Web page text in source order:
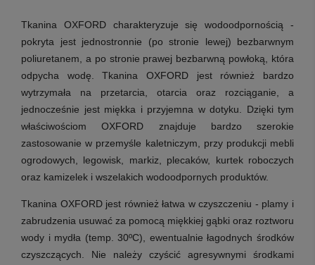
Tkanina OXFORDcharakteryzuje się wodoodpornością -
pokryta jest jednostronnie (po stronie lewej) bezbarwnym
poliuretanem, a po stronie prawej bezbarwną powłoką, która
odpycha wodę. Tkanina OXFORD jest również bardzo
wytrzymała na przetarcia, otarcia oraz rozciąganie, a
jednocześnie jest miękka i przyjemna w dotyku. Dzięki tym
właściwościom OXFORD znajduje bardzo szerokie
zastosowanie w przemyśle kaletniczym, przy produkcji mebli
ogrodowych, legowisk, markiz, plecaków, kurtek roboczych
oraz kamizelek i wszelakich wodoodpornych produktów.
Tkanina OXFORD jest również łatwa w czyszczeniu - plamy i
zabrudzenia usuwać za pomocą miękkiej gąbki oraz roztworu
wody i mydła (temp. 30ºC), ewentualnie łagodnych środków
czyszczących. Nie należy czyścić agresywnymi środkami